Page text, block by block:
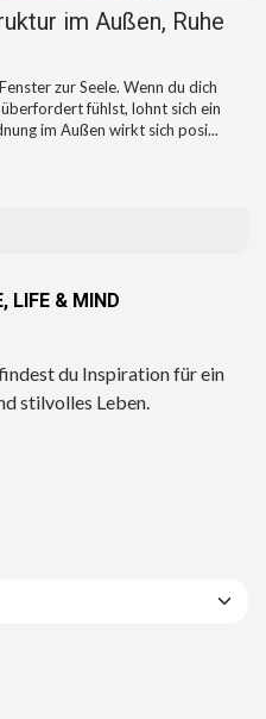
im Außen, Ruhe
zur Seele. Wenn du dich
fühlst, lohnt sich ein
im Außen wirkt sich posi...
LIFE & MIND
du Inspiration für ein
stilvolles Leben.